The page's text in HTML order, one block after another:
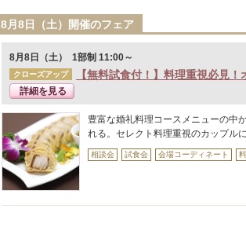
8月8日（土）開催のフェア
8月8日（土） 1部制 11:00～
クローズアップ 【無料試食付！】料理重視必見
詳細を見る
豊富な婚礼料理コースメニューの中
れる。セレクト料理重視のカップル
相談会 試食会 会場コーディネート